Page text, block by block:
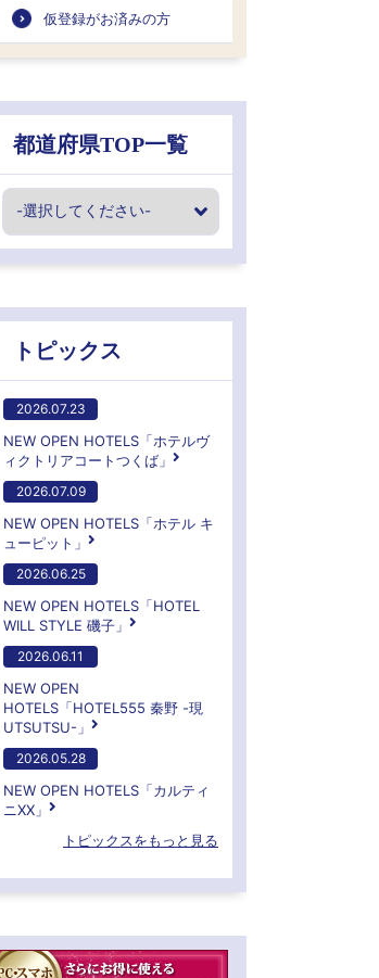
仮登録がお済みの方
都道府県TOP一覧
トピックス
2026.07.23
NEW OPEN HOTELS「ホテルヴ
ィクトリアコートつくば」
2026.07.09
NEW OPEN HOTELS「ホテル キ
ューピット」
2026.06.25
NEW OPEN HOTELS「HOTEL
WILL STYLE 磯子」
2026.06.11
NEW OPEN
HOTELS「HOTEL555 秦野 -現
UTSUTSU-」
2026.05.28
NEW OPEN HOTELS「カルティ
ニXX」
トピックスをもっと見る